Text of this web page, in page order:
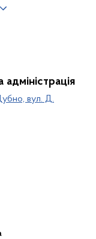
вул. Д.